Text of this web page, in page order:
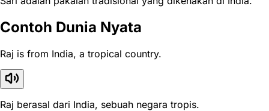
Contoh Dunia Nyata
Raj is from India, a tropical country.
Raj berasal dari India, sebuah negara tropis.